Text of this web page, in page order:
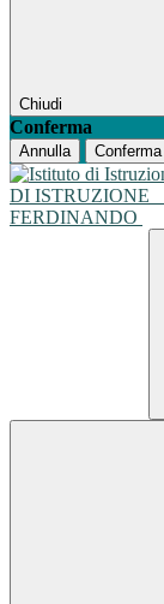
Chiudi
Conferma
Annulla Conferma
DI ISTRUZIONE
FERDINANDO